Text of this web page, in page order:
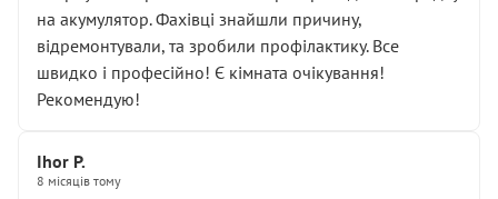
зауваження гроші за цю “послугу” повернули, що
лише підтвердило мою правоту.
Але головне — я виїжджаю з боксу, і скрип у гальмах
залишився таким самим, як і був. Тобто оплачена
Далі ситуація тільки погіршилась:
• сказали, що тепер “потрібно знімати колеса”
на акумулятор. Фахівці знайшли причину,
відремонтували, та зробили профілактику. Все
швидко і професійно! Є кімната очікування!
Рекомендую!
Ihor P.
8 місяців тому